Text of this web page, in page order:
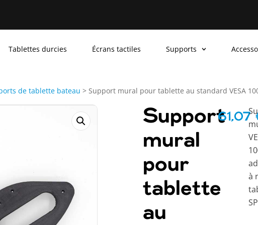
Tablettes durcies Écrans tactiles Supports
de tablette bateau > Support mural pour tablette au standard VESA
Support
mural
pour
tablette
au
61,07
à